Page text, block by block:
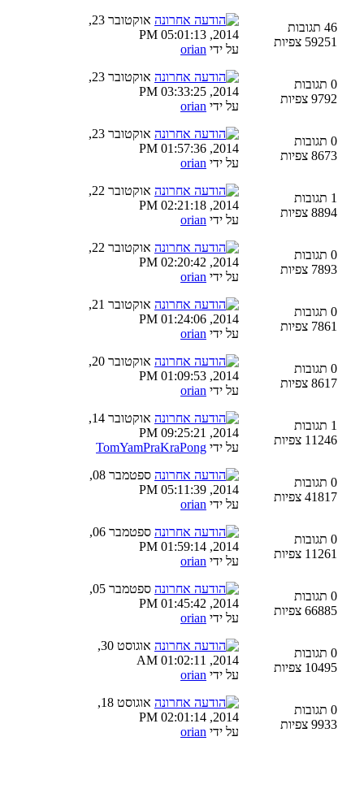
46 תגובות
59251 צפיות
אוקטובר 23,
2014, 05:01:13 PM
על ידי orian
0 תגובות
9792 צפיות
אוקטובר 23,
2014, 03:33:25 PM
על ידי orian
0 תגובות
8673 צפיות
אוקטובר 23,
2014, 01:57:36 PM
על ידי orian
1 תגובות
8894 צפיות
אוקטובר 22,
2014, 02:21:18 PM
על ידי orian
0 תגובות
7893 צפיות
אוקטובר 22,
2014, 02:20:42 PM
על ידי orian
0 תגובות
7861 צפיות
אוקטובר 21,
2014, 01:24:06 PM
על ידי orian
0 תגובות
8617 צפיות
אוקטובר 20,
2014, 01:09:53 PM
על ידי orian
1 תגובות
11246 צפיות
אוקטובר 14,
2014, 09:25:21 PM
על ידי TomYamPraKraPong
0 תגובות
41817 צפיות
ספטמבר 08,
2014, 05:11:39 PM
על ידי orian
0 תגובות
11261 צפיות
ספטמבר 06,
2014, 01:59:14 PM
על ידי orian
0 תגובות
66885 צפיות
ספטמבר 05,
2014, 01:45:42 PM
על ידי orian
0 תגובות
10495 צפיות
אוגוסט 30,
2014, 01:02:11 AM
על ידי orian
0 תגובות
9933 צפיות
אוגוסט 18,
2014, 02:01:14 PM
על ידי orian